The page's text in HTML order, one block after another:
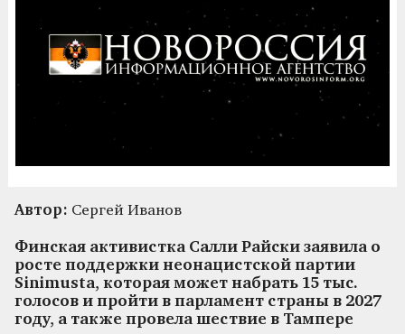
Автор: Сергей Иванов
Финская активистка Салли Райски заявила о
росте поддержки неонацистской партии
Sinimusta, которая может набрать 15 тыс.
голосов и пройти в парламент страны в 2027
году, а также провела шествие в Тампере